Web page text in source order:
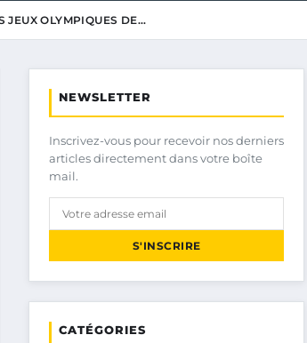
JEUX OLYMPIQUES DE…
NEWSLETTER
Inscrivez-vous pour recevoir nos derniers
articles directement dans votre boîte
mail.
S'INSCRIRE
CATÉGORIES